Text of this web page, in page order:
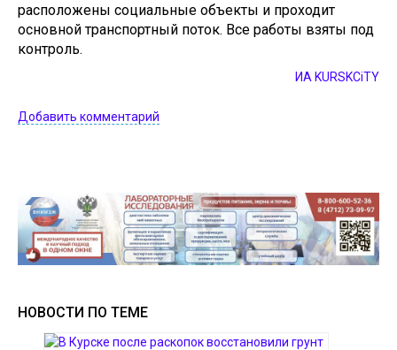
расположены социальные объекты и проходит
основной транспортный поток. Все работы взяты под
контроль.
ИА KURSKCiTY
Добавить комментарий
НОВОСТИ ПО ТЕМЕ